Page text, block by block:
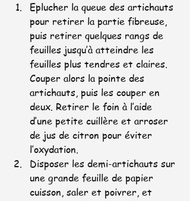
Eplucher la queue des artichauts
pour retirer la partie fibreuse,
puis retirer quelques rangs de
feuilles jusqu’à atteindre les
feuilles plus tendres et claires.
Couper alors la pointe des
artichauts, puis les couper en
deux. Retirer le foin à l’aide
d’une petite cuillère et arroser
de jus de citron pour éviter
l’oxydation.
Disposer les demi-artichauts sur
une grande feuille de papier
cuisson, saler et poivrer, et